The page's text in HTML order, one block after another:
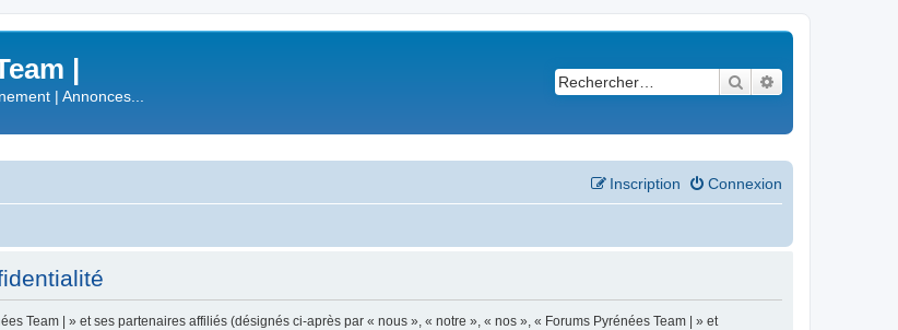
|
| Annonces...
Rechercher
Connexion
Inscription
Team | » et ses partenaires affiliés (désignés ci-après par « nous », « notre », « nos », « Forums Pyrénées Team | » et